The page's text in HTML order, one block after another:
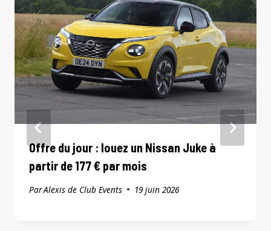
Offre du jour : louez un Nissan Juke à
partir de 177 € par mois
ParAlexis de Club Events 19 juin 2026